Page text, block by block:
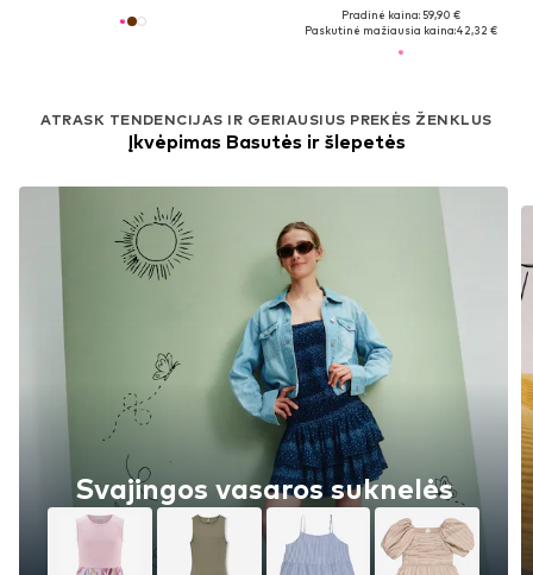
ATRASK TENDENCIJAS IR GERIAUSIUS PREKĖS ŽENKLUS
Įkvėpimas Basutės ir šlepetės
Svajingos vasaros suknelės
Pradinė kaina: 59,90 €
Paskutinė mažiausia kaina:42,32 €